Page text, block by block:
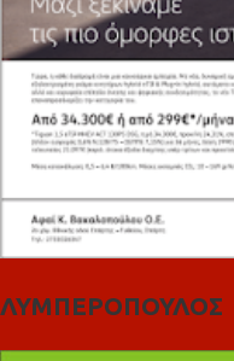
ΛΥΜΠΕΡΟΠΟΥΛΟΣ